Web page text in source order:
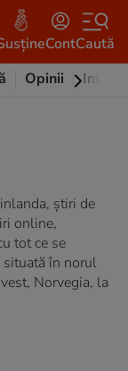
ContCaută
Opinii
știri de
online,
tot ce se
situată în norul
Norvegia, la